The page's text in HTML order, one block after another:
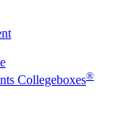
Collegeboxes®